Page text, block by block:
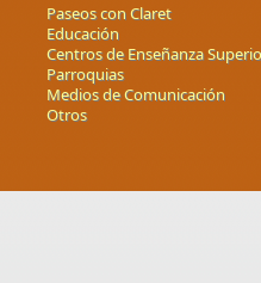
Paseos con Claret
Educación
Centros de Enseñanza
Parroquias
Medios de Comunicación
Otros